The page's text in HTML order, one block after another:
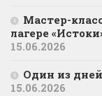
Мастер-
лагере
15.06.2026
Один из
15.06.2026